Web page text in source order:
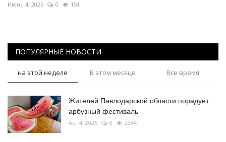
Июнь 4, 2026 0 151
ПОПУЛЯРНЫЕ НОВОСТИ
на этой неделе В этом месяце Все время
Жителей Павлодарской области порадует
арбузный фестиваль
Авг 4, 2026 0 2344